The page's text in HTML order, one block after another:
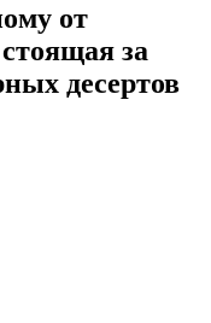
от
за
десертов